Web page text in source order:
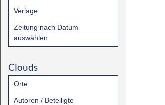
Verlage
Zeitung nach Datum
auswählen
Clouds
Orte
Autoren / Beteiligte